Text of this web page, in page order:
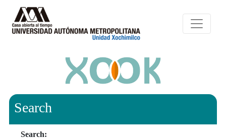
Search
Search: